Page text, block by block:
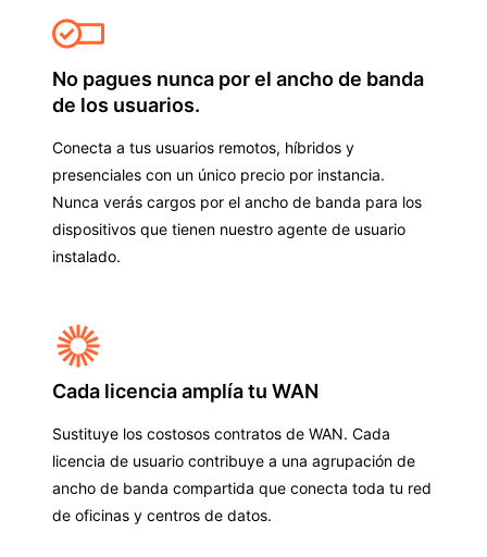
No pagues nunca por el ancho de banda
de los usuarios.
Conecta a tus usuarios remotos, híbridos y
presenciales con un único precio por instancia.
Nunca verás cargos por el ancho de banda para los
dispositivos que tienen nuestro agente de usuario
instalado.
Cada licencia amplía tu WAN
Sustituye los costosos contratos de WAN. Cada
licencia de usuario contribuye a una agrupación de
ancho de banda compartida que conecta toda tu red
de oficinas y centros de datos.